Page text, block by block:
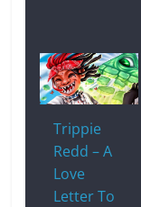
Trippie
Redd – A
Love
Letter To